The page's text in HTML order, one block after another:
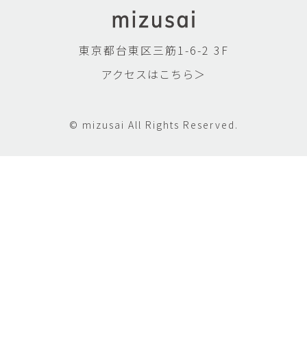
東京都台東区三筋1-6-2 3F
アクセスはこちら＞
© mizusai All Rights Reserved.